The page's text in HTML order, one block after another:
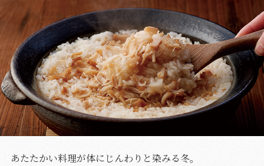
あたたかい料理が体にじんわりと染みる冬。